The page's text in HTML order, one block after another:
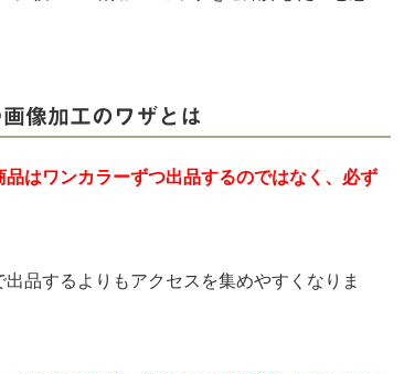
像加工のワザとは
はワンカラーずつ出品するのではなく、必ず
品するよりもアクセスを集めやすくなりま